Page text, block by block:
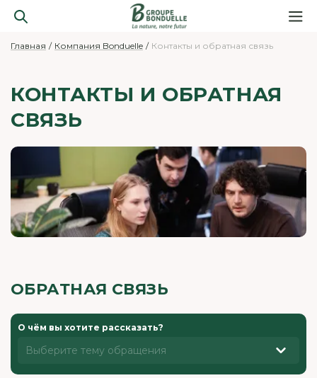
Главная Компания Bonduelle Контакты и обратная связь
КОНТАКТЫ И ОБРАТНАЯ
СВЯЗЬ
ОБРАТНАЯ СВЯЗЬ
О чём вы хотите рассказать?
Выберите тему обращения